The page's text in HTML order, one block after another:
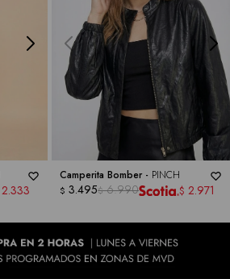
2.333
Camperita Bomber - PINCH
$ 3.495$ 6.990 $ 2.971